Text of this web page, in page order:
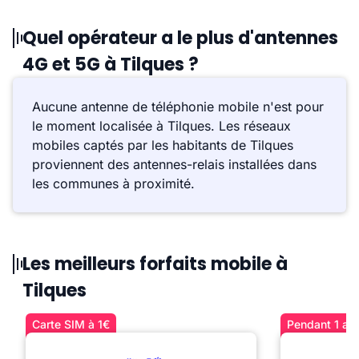
Quel opérateur a le plus d'antennes
4G et 5G à Tilques ?
Aucune antenne de téléphonie mobile n'est pour
le moment localisée à Tilques. Les réseaux
mobiles captés par les habitants de Tilques
proviennent des antennes-relais installées dans
les communes à proximité.
Les meilleurs forfaits mobile à
Tilques
Carte SIM à 1€ Pendant 1